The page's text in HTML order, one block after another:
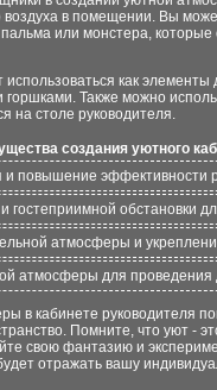
в помещении. Вы
пальма или монстера,
использоваться как
Также можно
на столе руководителя.
создания уютного
и повышение эффективности
обстановки
атмосферы и
атмосферы для проведения
в кабинете руководителя
Помните, что уют -
свою фантазию и
отражать вашу